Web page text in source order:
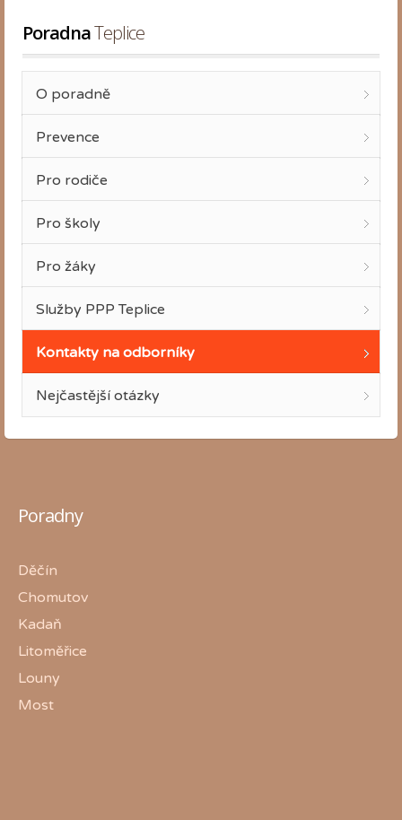
Poradna Teplice
O poradně
Prevence
Pro rodiče
Pro školy
Pro žáky
Služby PPP Teplice
Kontakty na odborníky
Nejčastější otázky
Poradny
Děčín
Chomutov
Kadaň
Litoměřice
Louny
Most